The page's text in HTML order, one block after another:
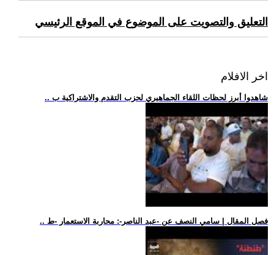
التعليق والتصويت على الموضوع في الموقع الرئيسي
اخر الافلام
.. شاهدوا أبرز لحظات اللقاء الجماهيري لحزب التقدم والاشتراكية ب
.. فصل المقال | سامي النصف عن -عبد الناصر-: محاربة الاستعمار -ط